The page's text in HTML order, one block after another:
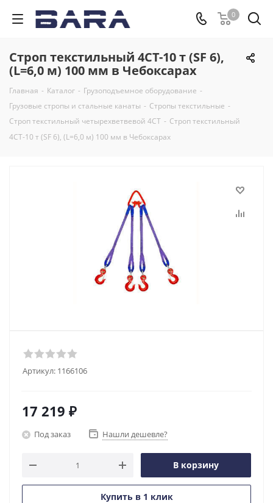
0
Строп текстильный 4СТ-10 т (SF 6),
(L=6,0 м) 100 мм в Чебоксарах
Главная - Каталог - Грузоподъемное оборудование -
Грузовые стропы и стальные канаты - Стропы текстильные -
Строп текстильный четырехветвевой 4СТ - Строп текстильный
4СТ-10 т (SF 6), (L=6,0 м) 100 мм в Чебоксарах
Артикул: 1166106
17 219 ₽
Под заказ Нашли дешевле?
В корзину
Купить в 1 клик